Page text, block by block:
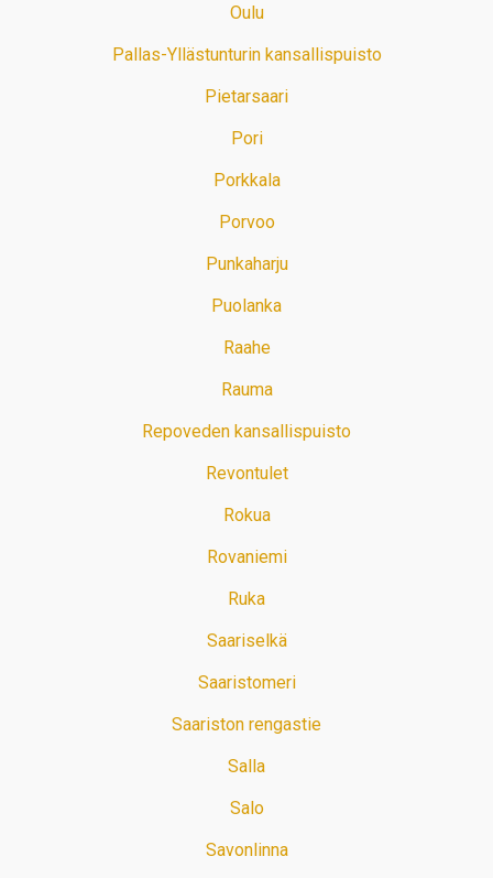
Oulu
Pallas-Yllästunturin kansallispuisto
Pietarsaari
Pori
Porkkala
Porvoo
Punkaharju
Puolanka
Raahe
Rauma
Repoveden kansallispuisto
Revontulet
Rokua
Rovaniemi
Ruka
Saariselkä
Saaristomeri
Saariston rengastie
Salla
Salo
Savonlinna